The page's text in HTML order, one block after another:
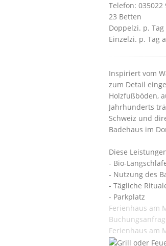
Telefon: 035022
23 Betten
Doppelzi. p. Tag
Einzelzi. p. Tag
Inspiriert vom
zum Detail
Holzfußböden,
Jahrhunderts
Schweiz und
Badehaus im
Diese
- Bio-
- Nutzung des
- Tägliche
- Parkplatz
Ferienhaus am
Ferienhaus am